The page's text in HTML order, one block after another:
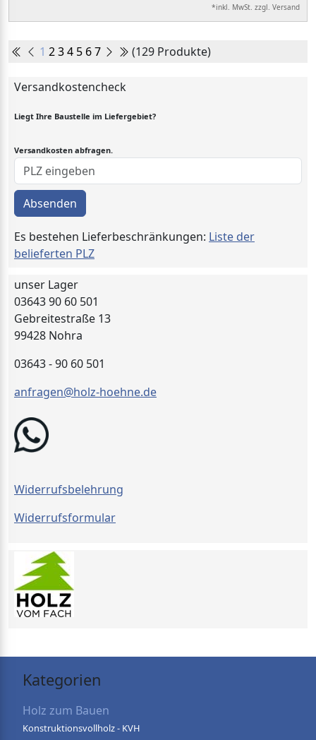
*inkl. MwSt. zzgl. Versand
1 234 5 67 (129 Produkte)
Versandkostencheck
Liegt Ihre Baustelle im Liefergebiet?
Versandkosten abfragen.
Absenden
Es bestehen Lieferbeschränkungen: Liste der
belieferten PLZ
unser Lager
03643 90 60 501
Gebreitestraße 13
99428 Nohra
03643 - 90 60 501
anfragen@holz-hoehne.de
Widerrufsbelehrung
Widerrufsformular
Kategorien
Holz zum Bauen
Konstruktionsvollholz - KVH